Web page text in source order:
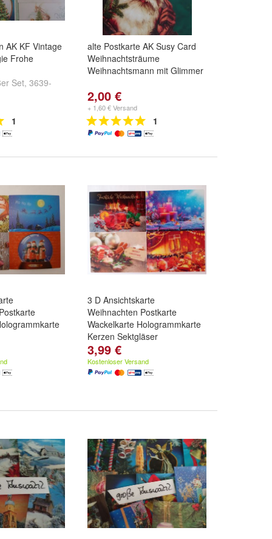
AK KF Vintage
Frohe
Set, 3639-
1
alte Postkarte AK Susy Card
Weihnachtsträume
Weihnachtsmann mit Glimmer
2,00 €
+ 1,60 € Versand
1
weitere ...
3 D Ansichtskarte
Weihnachten Postkarte
Wackelkarte Hologrammkarte
Kerzen Sektgläser
Motiv: Glühwein
Merry Christmas
...
3,99 €
Kostenloser Versand